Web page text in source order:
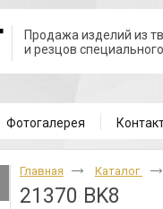
Продажа изделий из
и резцов
Фотогалерея
Главная Каталог
21370 BK8